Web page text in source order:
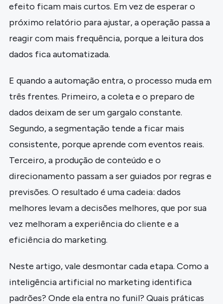
efeito ficam mais curtos. Em vez de esperar o
próximo relatório para ajustar, a operação passa a
reagir com mais frequência, porque a leitura dos
dados fica automatizada.
E quando a automação entra, o processo muda em
três frentes. Primeiro, a coleta e o preparo de
dados deixam de ser um gargalo constante.
Segundo, a segmentação tende a ficar mais
consistente, porque aprende com eventos reais.
Terceiro, a produção de conteúdo e o
direcionamento passam a ser guiados por regras e
previsões. O resultado é uma cadeia: dados
melhores levam a decisões melhores, que por sua
vez melhoram a experiência do cliente e a
eficiência do marketing.
Neste artigo, vale desmontar cada etapa. Como a
inteligência artificial no marketing identifica
padrões? Onde ela entra no funil? Quais práticas